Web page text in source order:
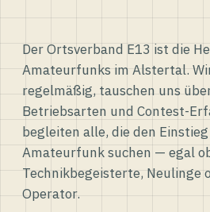
Der Ortsverband E13 ist die
Amateurfunks im Alstertal.
regelmäßig, tauschen uns
Betriebsarten und Contest-
begleiten alle, die den
Amateurfunk suchen — egal
Technikbegeisterte, Neulinge
Operator.